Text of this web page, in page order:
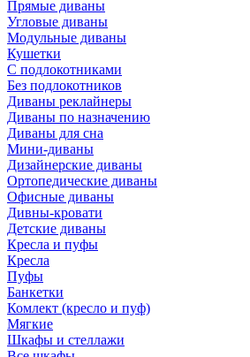
Прямые диваны
Угловые диваны
Модульные диваны
Кушетки
С подлокотниками
Без подлокотников
Диваны реклайнеры
Диваны по назначению
Диваны для сна
Мини-диваны
Дизайнерские диваны
Ортопедические диваны
Офисные диваны
Дивны-кровати
Детские диваны
Кресла и пуфы
Кресла
Пуфы
Банкетки
Комлект (кресло и пуф)
Мягкие
Шкафы и стеллажи